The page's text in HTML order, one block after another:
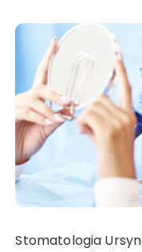
Stomatologia Ursynów, przychodni jest faktycznie